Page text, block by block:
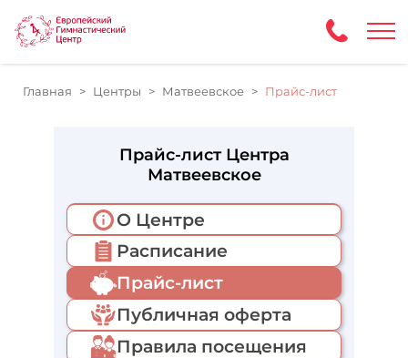
Главная Центры Матвеевское Прайс-лист
Прайс-лист Центра
Матвеевское
О Центре
Расписание
Прайс-лист
Публичная оферта
Правила посещения